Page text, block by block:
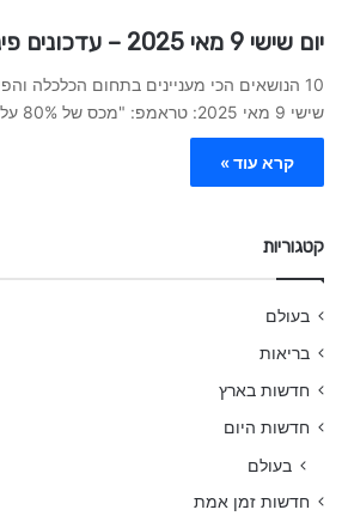
יום שישי 9 מאי 2025 – עדכונים פיננסיים
10 הנושאים הכי מעניינים בתחום הכלכלה
שישי 9 מאי 2025: טראמפ: "מכס של 80% על סין…
קרא עוד »
קטגוריות
בעולם
בריאות
חדשות בארץ
חדשות היום
בעולם
חדשות זמן אמת